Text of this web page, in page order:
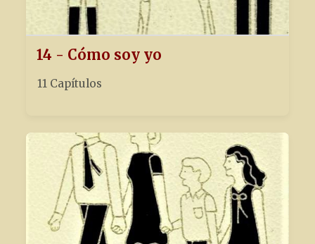
14 - Cómo soy yo
11 Capítulos